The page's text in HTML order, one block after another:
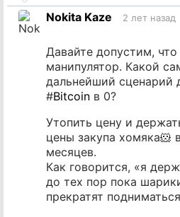
на
источник
Nokita Kaze 2 лет назад
Давайте допустим,
манипулятор. Какой
дальнейший сценарий
#Bitcoin в 0?
Утопить цену и
цены закупа хомяка🐹
месяцев.
Как говорится, «я
до тех пор пока
прекратят